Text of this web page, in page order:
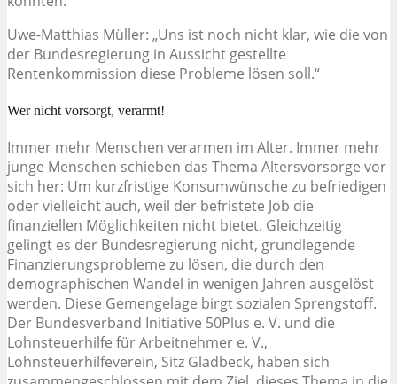
Uwe-Matthias Müller: „Uns ist noch nicht klar, wie die von
der Bundesregierung in Aussicht gestellte
Rentenkommission diese Probleme lösen soll.“
Wer nicht vorsorgt, verarmt!
Immer mehr Menschen verarmen im Alter. Immer mehr
junge Menschen schieben das Thema Altersvorsorge vor
sich her: Um kurzfristige Konsumwünsche zu befriedigen
oder vielleicht auch, weil der befristete Job die
finanziellen Möglichkeiten nicht bietet. Gleichzeitig
gelingt es der Bundesregierung nicht, grundlegende
Finanzierungsprobleme zu lösen, die durch den
demographischen Wandel in wenigen Jahren ausgelöst
werden. Diese Gemengelage birgt sozialen Sprengstoff.
Der Bundesverband Initiative 50Plus e. V. und die
Lohnsteuerhilfe für Arbeitnehmer e. V.,
Lohnsteuerhilfeverein, Sitz Gladbeck, haben sich